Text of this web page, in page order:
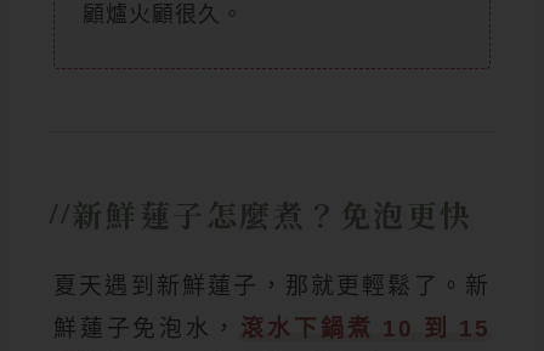
顧爐火顧很久。
新鮮蓮子怎麼煮？免泡更快
夏天遇到新鮮蓮子，那就更輕鬆了。新
鮮蓮子免泡水，
滾水下鍋煮 10 到 15